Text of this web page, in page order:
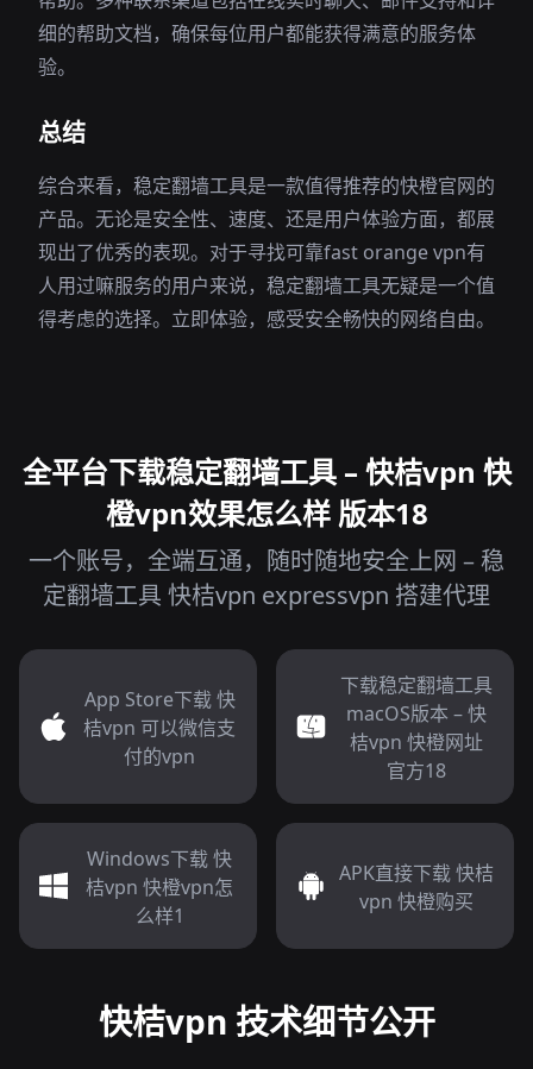
细的帮助文档，确保每位用户都能获得满意的服务体
验。
总结
综合来看，稳定翻墙工具是一款值得推荐的快橙官网的
产品。无论是安全性、速度、还是用户体验方面，都展
现出了优秀的表现。对于寻找可靠fast orange vpn有
人用过嘛服务的用户来说，稳定翻墙工具无疑是一个值
得考虑的选择。立即体验，感受安全畅快的网络自由。
全平台下载稳定翻墙工具 – 快桔vpn 快
橙vpn效果怎么样 版本18
一个账号，全端互通，随时随地安全上网 – 稳
定翻墙工具 快桔vpn expressvpn 搭建代理
App Store下载 快
桔vpn 可以微信支
付的vpn
下载稳定翻墙工具
macOS版本 – 快
桔vpn 快橙网址
官方18
Windows下载 快
桔vpn 快橙vpn怎
么样1
APK直接下载 快桔
vpn 快橙购买
快桔vpn 技术细节公开